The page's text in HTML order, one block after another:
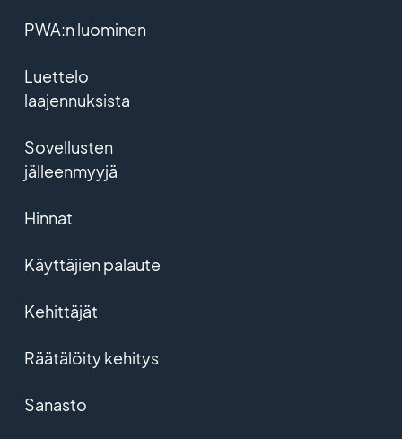
PWA:n luominen
Luettelo
laajennuksista
Sovellusten
jälleenmyyjä
Hinnat
Käyttäjien palaute
Kehittäjät
Räätälöity kehitys
Sanasto